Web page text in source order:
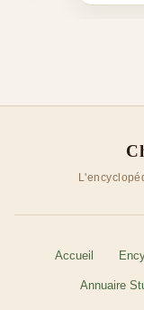
Accueil
Annuaire